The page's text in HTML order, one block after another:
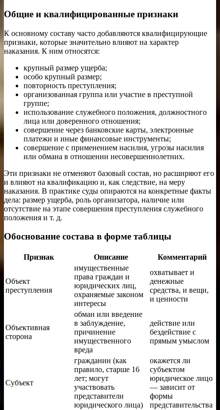
Общие и квалифицированные признаки
К основному составу часто добавляются квалифицирующие
признаки, которые значительно влияют на характер
наказания. К ним относятся:
крупный размер ущерба;
особо крупный размер;
повторность преступления;
организованная группа или участие в преступной
группе;
использование служебного положения, должностного
лица или доверенного отношения;
совершение через банковские карты, электронные
платежи и иные финансовые инструменты;
совершение с применением насилия, угрозы насилия
или обмана в отношении несовершеннолетних.
Эти признаки не отменяют базовый состав, но расширяют его
и влияют на квалификацию и, как следствие, на меру
наказания. В практике суды опираются на конкретные факты
дела: размер ущерба, роль организатора, наличие или
отсутствие на этапе совершения преступления служебного
положения и т. д.
Обоснование состава в форме таблицы
Признак Описание Комментарий
Объект
преступления
имущественные
права граждан и
юридических лиц,
охраняемые законом
интересы
охватывает и
денежные
средства, и вещи,
и ценности
Объективная
сторона
обман или введение
в заблуждение,
причинение
имущественного
вреда
действие или
бездействие с
прямым умыслом
Субъект
гражданин (как
правило, старше 16
лет; могут
участвовать
представители
юридического лица)
окажется ли
субъектом
юридическое лицо
— зависит от
формы
представительства